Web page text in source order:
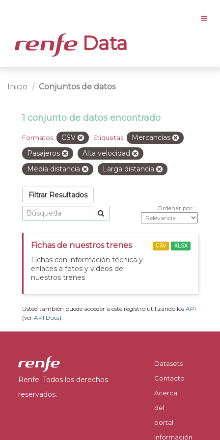
Data
Inicio Conjuntos de datos
1 conjunto de datos encontrado
Formatos: CSV Etiquetas:
Mercancías
Pasajeros
Alta velocidad
Media distancia
Larga distancia
Filtrar Resultados
Ordenar por
Fichas de nuestros trenes
Fichas con información técnica y
enlaces a fotos y vídeos de
nuestros trenes
CSV XLSX
Usted también puede acceder a este registro utilizando los API
(ver API Docs).
Renfe. Todos los derechos
reservados.
Datasets
Contacto
Acerca
del
portal
Información